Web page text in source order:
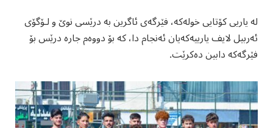
لە یاریی کۆتایی خولەکە، فێرگەی ئاگرین بە درێسی نوێ و لۆگۆی
ئەربیل لایف یارییەکەیان ئەنجام دا، کە بۆ دووەم جارە درێس بۆ
فێرگەکە دابین دەکرێت.